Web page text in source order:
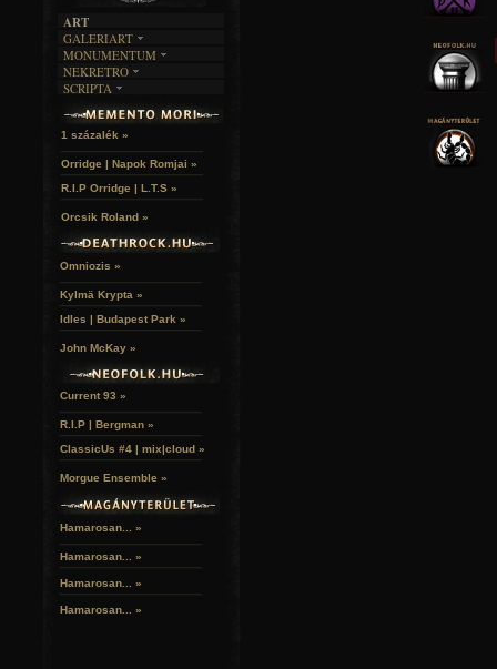
ART
GALERIART
ARTGALERI
KÉPREGÉNYEK
LAKÁSKULTS
MONUMENTUM
TEMETŐK
TEMPLOMOK
VÁRAK
HELYEK
NEKRETRO
SZUBKULT
FEKETE LYUK
RELIKVIÁK
SCRIPTA
NOVELLÁK
VERSEK
1 százalék »
Orridge | Napok Romjai »
R.I.P Orridge | L.T.S »
Orcsik Roland »
Omniozis »
Kylmä Krypta »
Idles | Budapest Park »
John McKay »
Current 93 »
R.I.P | Bergman »
ClassicUs #4 | mix|cloud »
Morgue Ensemble »
Hamarosan... »
Hamarosan... »
Hamarosan... »
Hamarosan... »